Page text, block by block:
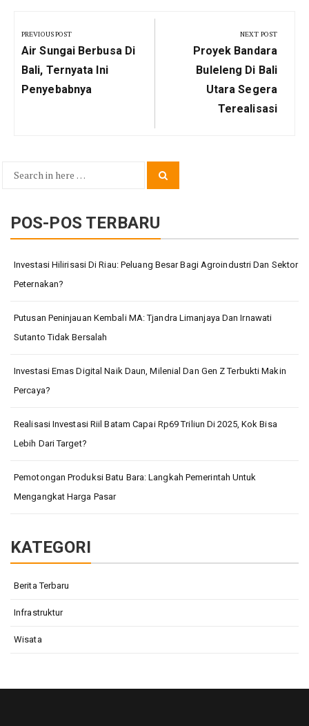
pos
PREVIOUS POST
Previous
Post:
Air Sungai Berbusa Di
Bali, Ternyata Ini
Penyebabnya
NEXT POST
Next
Post:
Proyek Bandara
Buleleng Di Bali
Utara Segera
Terealisasi
Search
POS-POS TERBARU
Investasi Hilirisasi Di Riau: Peluang Besar Bagi Agroindustri Dan Sektor
Peternakan?
Putusan Peninjauan Kembali MA: Tjandra Limanjaya Dan Irnawati
Sutanto Tidak Bersalah
Investasi Emas Digital Naik Daun, Milenial Dan Gen Z Terbukti Makin
Percaya?
Realisasi Investasi Riil Batam Capai Rp69 Triliun Di 2025, Kok Bisa
Lebih Dari Target?
Pemotongan Produksi Batu Bara: Langkah Pemerintah Untuk
Mengangkat Harga Pasar
KATEGORI
Berita Terbaru
Infrastruktur
Wisata